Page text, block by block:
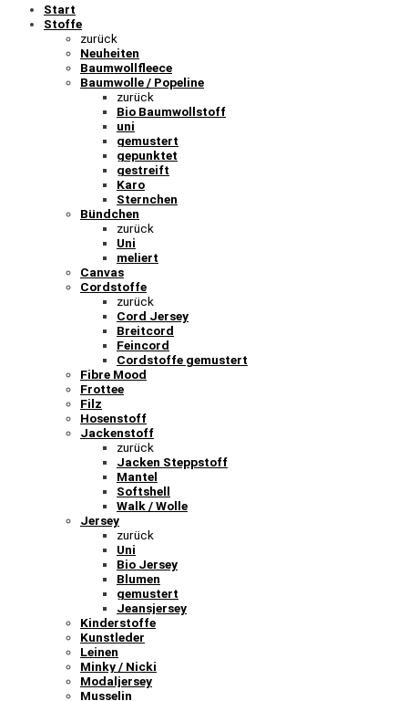
Start
Stoffe
zurück
Neuheiten
Baumwollfleece
Baumwolle / Popeline
zurück
Bio Baumwollstoff
uni
gemustert
gepunktet
gestreift
Karo
Sternchen
Bündchen
zurück
Uni
meliert
Canvas
Cordstoffe
zurück
Cord Jersey
Breitcord
Feincord
Cordstoffe gemustert
Fibre Mood
Frottee
Filz
Hosenstoff
Jackenstoff
zurück
Jacken Steppstoff
Mantel
Softshell
Walk / Wolle
Jersey
zurück
Uni
Bio Jersey
Blumen
gemustert
Jeansjersey
Kinderstoffe
Kunstleder
Leinen
Minky / Nicki
Modaljersey
Musselin